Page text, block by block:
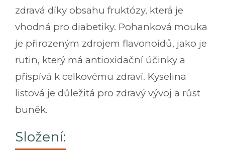
zdravá díky obsahu fruktózy, která je
vhodná pro diabetiky. Pohanková mouka
je přirozeným zdrojem flavonoidů, jako je
rutin, který má antioxidační účinky a
přispívá k celkovému zdraví. Kyselina
listová je důležitá pro zdravý vývoj a růst
buněk.
Složení: